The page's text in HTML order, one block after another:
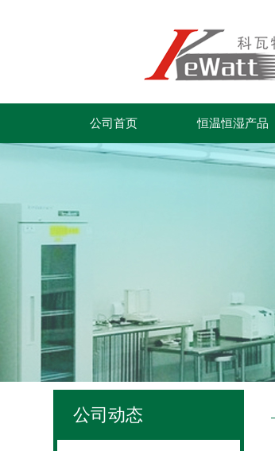
公司首页 恒温恒湿产品
公司动态